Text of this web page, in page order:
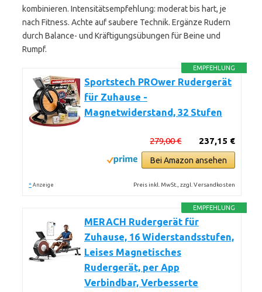
kombinieren. Intensitätsempfehlung: moderat bis hart, je
nach Fitness. Achte auf saubere Technik. Ergänze Rudern
durch Balance- und Kräftigungsübungen für Beine und
Rumpf.
EMPFEHLUNG
Sportstech PROwer Rudergerät
für Zuhause -
Magnetwiderstand, 32 Stufen
237,15 €
279,00 €
Bei Amazon ansehen
* Anzeige Preis inkl. MwSt., zzgl. Versandkosten
EMPFEHLUNG
MERACH Rudergerät für
Zuhause, 16 Widerstandsstufen,
Leises Magnetisches
Rudergerät, per App
Verbindbar, Verbesserte